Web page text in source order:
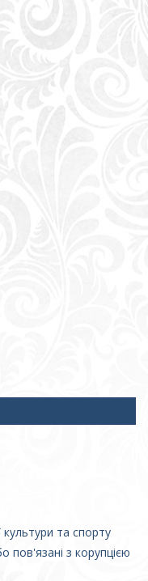
культури та спорту
пов'язані з корупцією